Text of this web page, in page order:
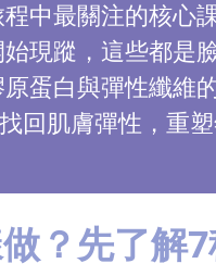
中最關注的核
現蹤，這些都是
蛋白與彈性纖維
回肌膚彈性，重
？先了解7